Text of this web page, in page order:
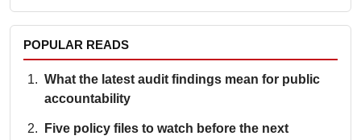
POPULAR READS
What the latest audit findings mean for public
accountability
Five policy files to watch before the next